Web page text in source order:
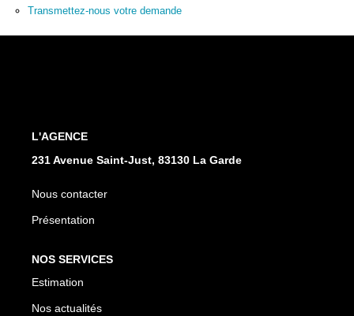
Transmettez-nous votre demande
L'AGENCE
231 Avenue Saint-Just, 83130 La Garde
Nous contacter
Présentation
NOS SERVICES
Estimation
Nos actualités